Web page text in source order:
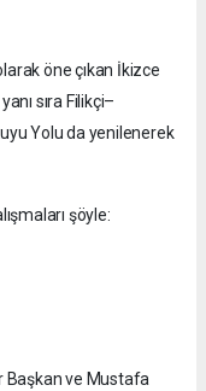
öne çıkan İkizce
sıra Filikçi–
Yolu da yenilenerek
şöyle:
Başkan ve Mustafa